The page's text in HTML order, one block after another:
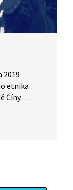
2019
etnika
Číny.
exilu
nichž jsou